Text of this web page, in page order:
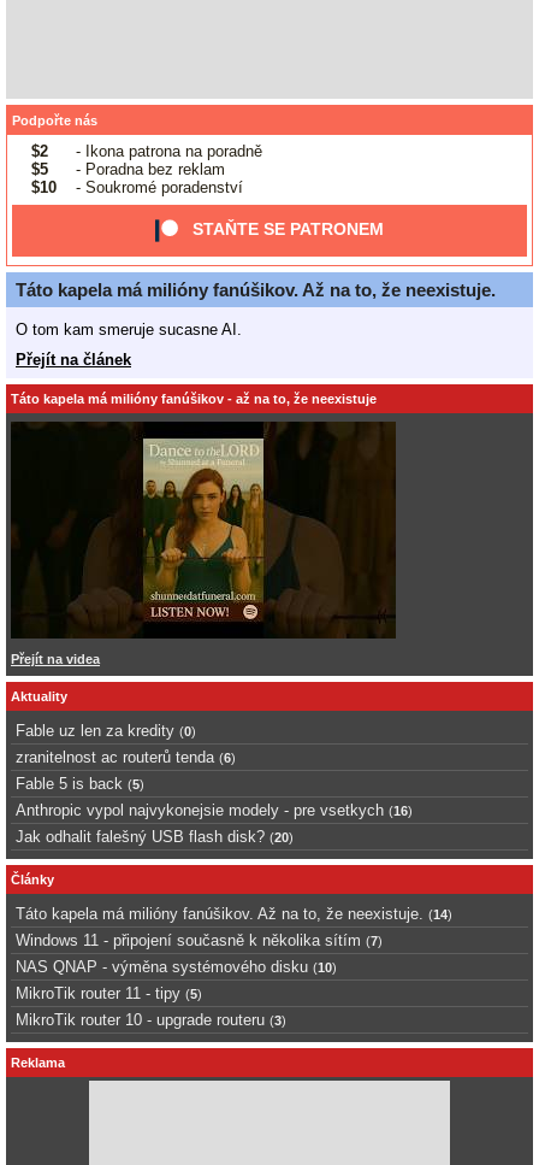
Podpořte nás
$2
- Ikona patrona na poradně
$5
- Poradna bez reklam
$10
- Soukromé poradenství
STAŇTE SE PATRONEM
Táto kapela má milióny fanúšikov. Až na to, že neexistuje.
O tom kam smeruje sucasne AI.
Přejít na článek
Táto kapela má milióny fanúšikov - až na to, že neexistuje
Přejít na videa
Aktuality
Fable uz len za kredity (0)
zranitelnost ac routerů tenda (6)
Fable 5 is back (5)
Anthropic vypol najvykonejsie modely - pre vsetkych (16)
Jak odhalit falešný USB flash disk? (20)
Články
Táto kapela má milióny fanúšikov. Až na to, že neexistuje. (14)
Windows 11 - připojení současně k několika sítím (7)
NAS QNAP - výměna systémového disku (10)
MikroTik router 11 - tipy (5)
MikroTik router 10 - upgrade routeru (3)
Reklama